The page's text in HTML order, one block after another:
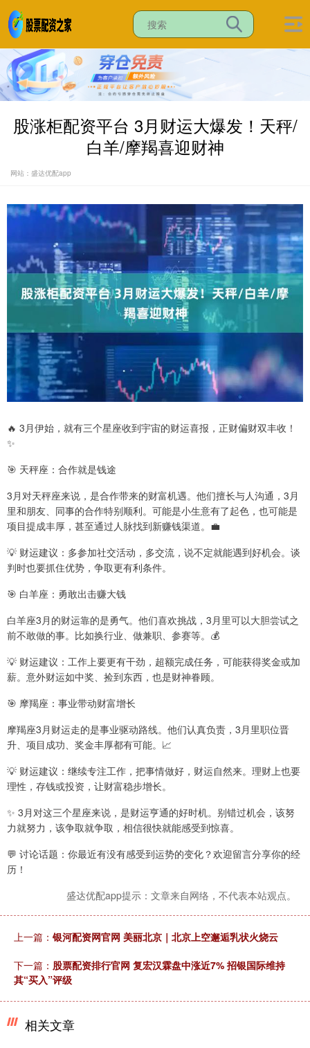
股涨柜配资平台 3月财运大爆发！天秤/
白羊/摩羯喜迎财神
网站：盛达优配app
🔥 3月伊始，就有三个星座收到宇宙的财运喜报，正财偏财双丰收！
✨
🎯 天秤座：合作就是钱途
3月对天秤座来说，是合作带来的财富机遇。他们擅长与人沟通，3月
里和朋友、同事的合作特别顺利。可能是小生意有了起色，也可能是
项目提成丰厚，甚至通过人脉找到新赚钱渠道。💼
💡 财运建议：多参加社交活动，多交流，说不定就能遇到好机会。谈
判时也要抓住优势，争取更有利条件。
🎯 白羊座：勇敢出击赚大钱
白羊座3月的财运靠的是勇气。他们喜欢挑战，3月里可以大胆尝试之
前不敢做的事。比如换行业、做兼职、参赛等。💰
💡 财运建议：工作上要更有干劲，超额完成任务，可能获得奖金或加
薪。意外财运如中奖、捡到东西，也是财神眷顾。
🎯 摩羯座：事业带动财富增长
摩羯座3月财运走的是事业驱动路线。他们认真负责，3月里职位晋
升、项目成功、奖金丰厚都有可能。📈
💡 财运建议：继续专注工作，把事情做好，财运自然来。理财上也要
理性，存钱或投资，让财富稳步增长。
✨ 3月对这三个星座来说，是财运亨通的好时机。别错过机会，该努
力就努力，该争取就争取，相信很快就能感受到惊喜。
💬 讨论话题：你最近有没有感受到运势的变化？欢迎留言分享你的经
历！
盛达优配app提示：文章来自网络，不代表本站观点。
上一篇： 银河配资网官网 美丽北京｜北京上空邂逅乳状火烧云
下一篇： 股票配资排行官网 复宏汉霖盘中涨近7% 招银国际维持
其“买入”评级
相关文章